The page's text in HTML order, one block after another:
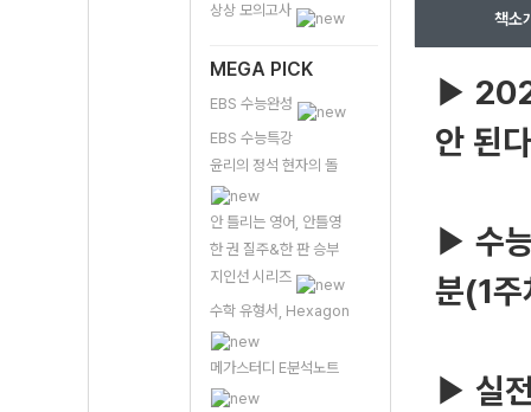
상상 모의고사
MEGA PICK
EBS 수능완성
EBS 수능특강
윤리의 정석 현자의 돌
안 틀리는 영어, 안틀영
한 권 질주&한 판 승부
지인선 시리즈
수학 유형서, Hexagon
메가스터디 E분석노트
책소
▶
안 된
▶ 수
분(1
▶ 실